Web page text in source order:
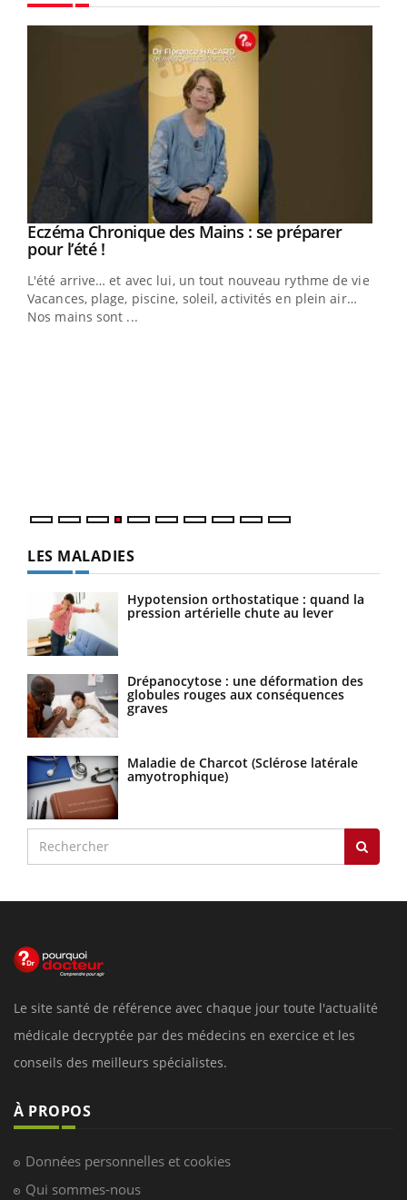
Youtube
Eczéma Chronique des Mains : se préparer
pour l’été !Youtube
L'été arrive… et avec lui, un tout nouveau rythme de vie !
Vacances, plage, piscine, soleil, activités en plein air…
Nos mains sont ...
LES MALADIES
Hypotension orthostatique : quand la
pression artérielle chute au lever
Drépanocytose : une déformation des
globules rouges aux conséquences
graves
Maladie de Charcot (Sclérose latérale
amyotrophique)
Le site santé de référence avec chaque jour toute l'actualité
médicale decryptée par des médecins en exercice et les
conseils des meilleurs spécialistes.
À PROPOS
Données personnelles et cookies
Qui sommes-nous